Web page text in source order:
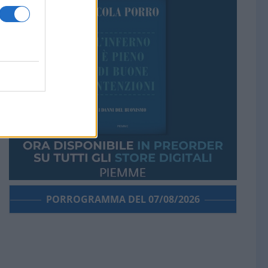
PORROGRAMMA DEL 07/08/2026